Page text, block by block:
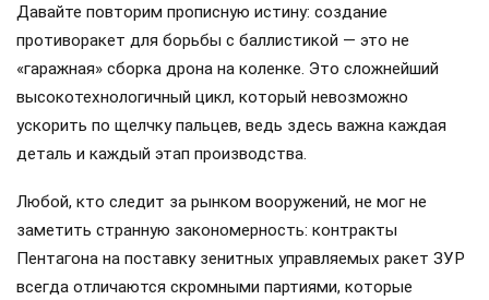
Давайте повторим прописную истину: создание
противоракет для борьбы с баллистикой — это не
«гаражная» сборка дрона на коленке. Это сложнейший
высокотехнологичный цикл, который невозможно
ускорить по щелчку пальцев, ведь здесь важна каждая
деталь и каждый этап производства.
Любой, кто следит за рынком вооружений, не мог не
заметить странную закономерность: контракты
Пентагона на поставку зенитных управляемых ракет ЗУР
всегда отличаются скромными партиями, которые